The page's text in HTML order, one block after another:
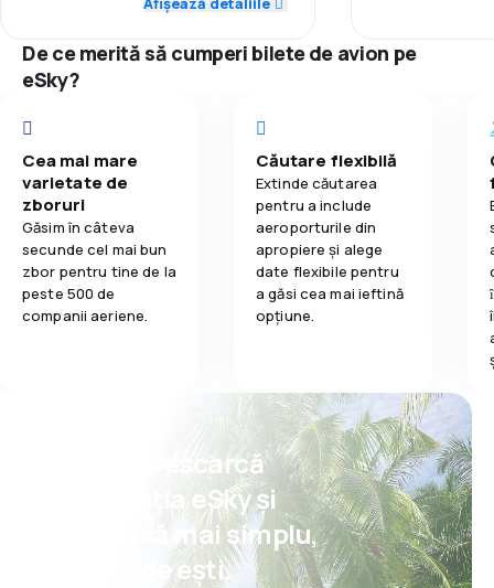
Prețul biletelor
3,0
Transportul bagajelor 5,0
Mâncare 5,0
Rețeaua de
Confort în
Transportul
De ce merită să cumperi bilete de avion pe
eSky?
Cea mai mare
varietate de
zboruri
Găsim în câteva
secunde cel mai bun
zbor pentru tine de la
peste 500 de
companii aeriene.
Căutare flexibilă
Extinde căutarea
pentru a include
aeroporturile din
apropiere și alege
date flexibile pentru
a găsi cea mai ieftină
opțiune.
Psst! Descarcă
aplicația eSky și
rezervă mai simplu,
oriunde ești.